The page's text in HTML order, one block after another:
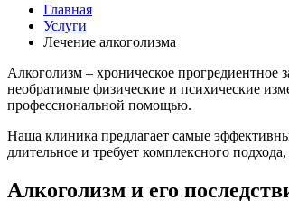
Главная
Услуги
Лечение алкоголизма
Алкоголизм – хроническое прогредиентное
необратимые физические и психические
профессиональной помощью.
Наша клиника предлагает самые
длительное и требует комплексного
Алкоголизм и его